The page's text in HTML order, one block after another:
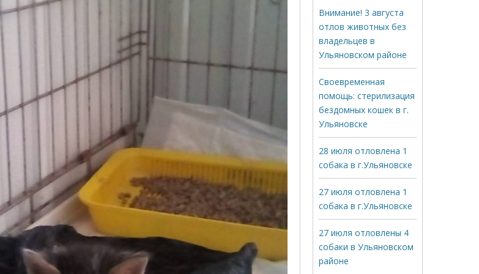
Внимание! 3 августа
отлов животных без
владельцев в
Ульяновском районе
Своевременная
помощь: стерилизация
бездомных кошек в г.
Ульяновске
28 июля отловлена 1
собака в г.Ульяновске
27 июля отловлена 1
собака в г.Ульяновске
27 июля отловлены 4
собаки в Ульяновском
районе